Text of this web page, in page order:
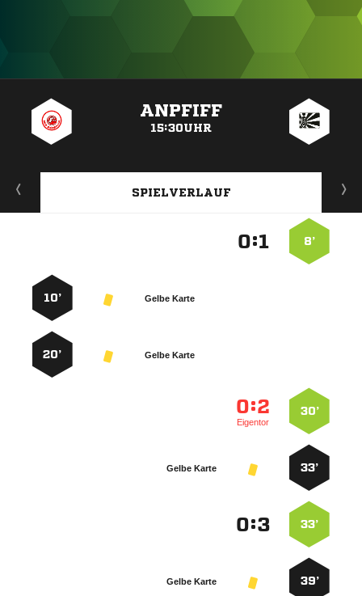
ANPFIFF
15:30UHR
SPIELVERLAUF
8’
:
Gelbe Karte
10’
Gelbe Karte
20’
30’
:
Eigentor
33’
Gelbe Karte
33’
:
39’
Gelbe Karte